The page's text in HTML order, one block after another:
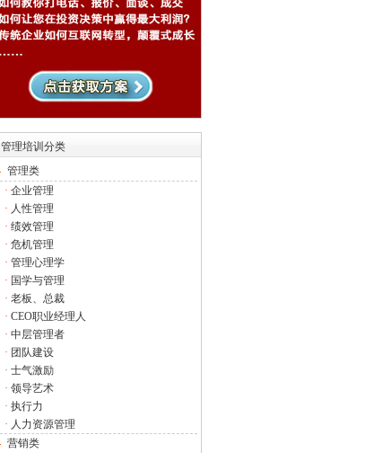
管理培训分类
管理类
· 企业管理
· 人性管理
· 绩效管理
· 危机管理
· 管理心理学
· 国学与管理
· 老板、总裁
· CEO职业经理人
· 中层管理者
· 团队建设
· 士气激励
· 领导艺术
· 执行力
· 人力资源管理
营销类